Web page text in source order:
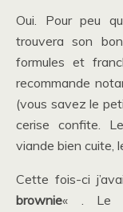
Oui. Pour peu
trouvera son
formules et
recommande
(vous savez le
cerise confite.
viande bien cuite,
Cette fois-ci
brownie« . Le